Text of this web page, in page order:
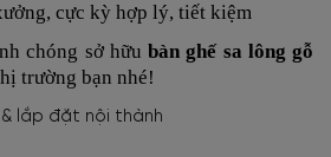
cực kỳ hợp lý, tiết kiệm
chóng sở hữu bàn ghế sa lông gỗ
trường bạn nhé!
lắp đặt nội thành